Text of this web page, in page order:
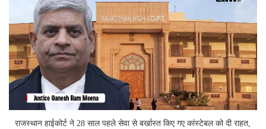
राजस्थान हाईकोर्ट ने 28 साल पहले सेवा से बर्खास्त किए गए कांस्टेबल को दी राहत,